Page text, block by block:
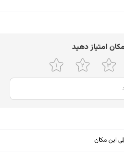
۱۲ تا ۲۴
۱۲ تا ۲۴
اﻣﺘﯿﺎز دﻫﯿﺪ
این مکان